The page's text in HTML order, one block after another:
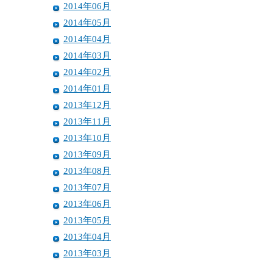
2014年06月
2014年05月
2014年04月
2014年03月
2014年02月
2014年01月
2013年12月
2013年11月
2013年10月
2013年09月
2013年08月
2013年07月
2013年06月
2013年05月
2013年04月
2013年03月